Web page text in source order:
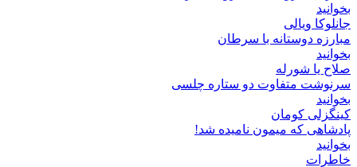
بخوانید
جانلوکا ویالی
مبارزه دوستانه با سرطان
بخوانید
صلاح یا شورله
سرنوشت متفاوت دو ستاره چلسی
بخوانید
کینگزلی کومان
پادشاهی که میمون نامیده شد!
بخوانید
خاطرات